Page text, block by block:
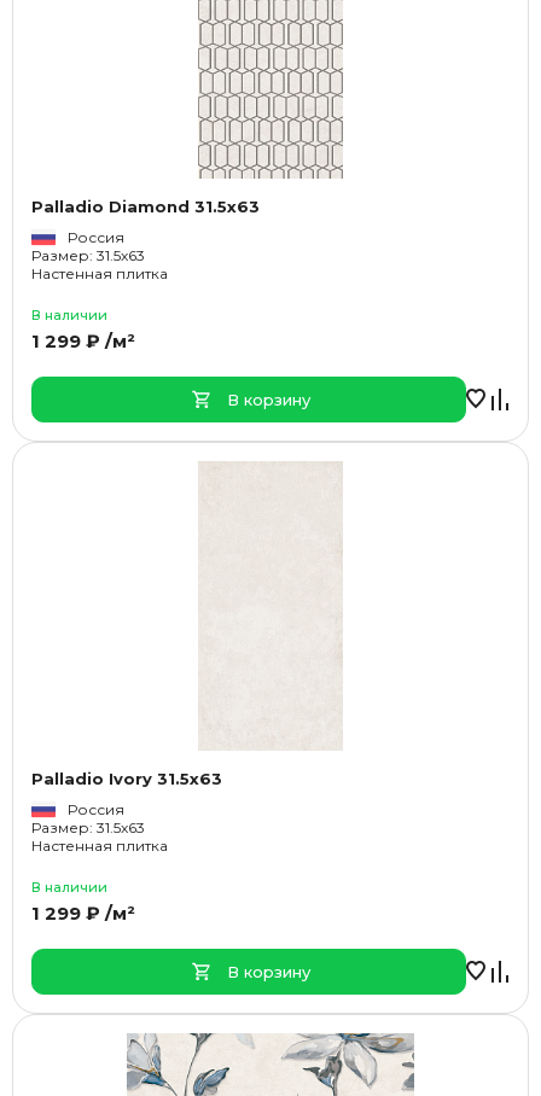
Palladio Diamond 31.5x63
Россия
Размер: 31.5x63
Настенная плитка
В наличии
1 299 ₽ /м²
В корзину
Palladio Ivory 31.5x63
Россия
Размер: 31.5x63
Настенная плитка
В наличии
1 299 ₽ /м²
В корзину